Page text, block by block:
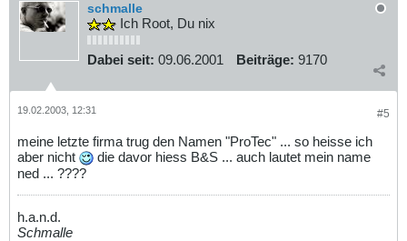
schmalle
Ich Root, Du nix
Dabei seit: 09.06.2001 Beiträge: 9170
#5
19.02.2003, 12:31
meine letzte firma trug den Namen "ProTec" ... so heisse ich
aber nicht
die davor hiess B&S ... auch lautet mein name
ned ... ????
h.a.n.d.
Schmalle